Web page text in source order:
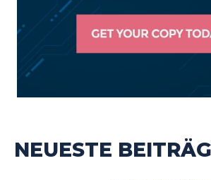
NEUESTE